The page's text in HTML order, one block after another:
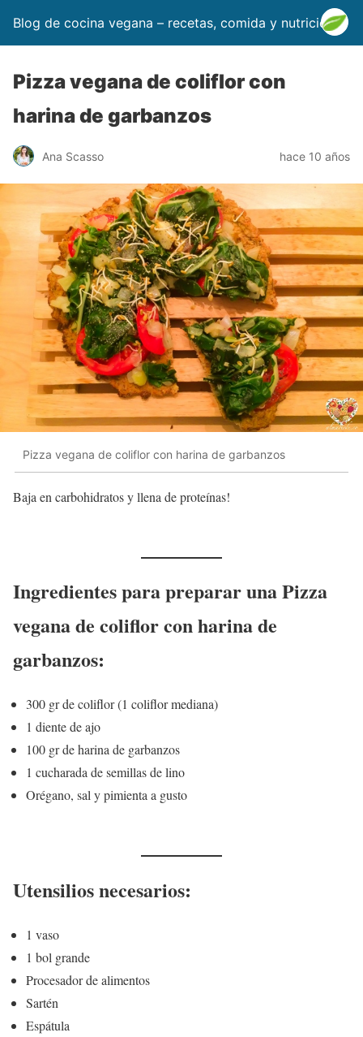
Blog de cocina vegana – recetas, comida y nutrición
Pizza vegana de coliflor con
harina de garbanzos
Ana Scasso hace 10 años
Pizza vegana de coliflor con harina de garbanzos
Baja en carbohidratos y llena de proteínas!
Ingredientes para preparar una Pizza
vegana de coliflor con harina de
garbanzos:
300 gr de coliflor (1 coliflor mediana)
1 diente de ajo
100 gr de harina de garbanzos
1 cucharada de semillas de lino
Orégano, sal y pimienta a gusto
Utensilios necesarios:
1 vaso
1 bol grande
Procesador de alimentos
Sartén
Espátula